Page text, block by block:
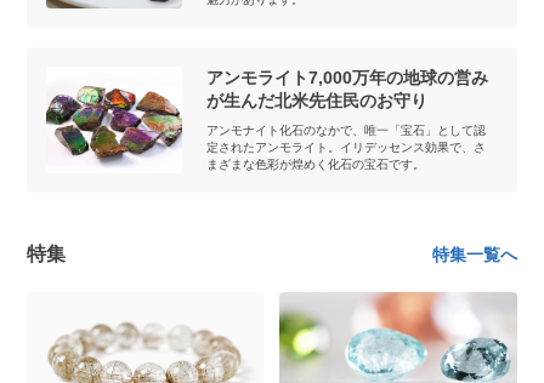
アンモライト7,000万年の地球の営み
が生んだ北米先住民のお守り
アンモナイト化石のなかで、唯一「宝石」として認
定されたアンモライト。イリデッセンス効果で、さ
まざまな色彩が煌めく化石の宝石です。
特集 特集一覧へ